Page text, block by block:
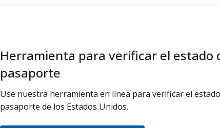
Herramienta para verificar el estado
pasaporte
Use nuestra herramienta en línea para verificar el
pasaporte de los Estados Unidos.